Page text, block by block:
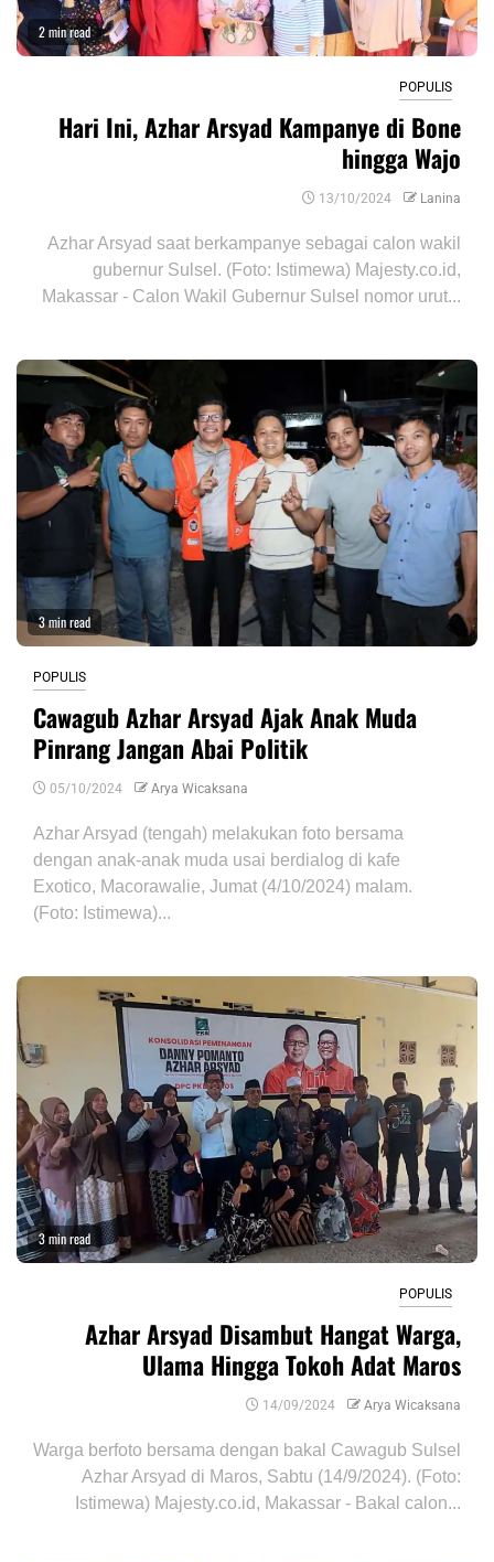
2 min read
POPULIS
Hari Ini, Azhar Arsyad Kampanye di Bone
hingga Wajo
13/10/2024 Lanina
Azhar Arsyad saat berkampanye sebagai calon wakil
gubernur Sulsel. (Foto: Istimewa) Majesty.co.id,
Makassar - Calon Wakil Gubernur Sulsel nomor urut...
3 min read
POPULIS
Cawagub Azhar Arsyad Ajak Anak Muda
Pinrang Jangan Abai Politik
05/10/2024 Arya Wicaksana
Azhar Arsyad (tengah) melakukan foto bersama
dengan anak-anak muda usai berdialog di kafe
Exotico, Macorawalie, Jumat (4/10/2024) malam.
(Foto: Istimewa)...
3 min read
POPULIS
Azhar Arsyad Disambut Hangat Warga,
Ulama Hingga Tokoh Adat Maros
14/09/2024 Arya Wicaksana
Warga berfoto bersama dengan bakal Cawagub Sulsel
Azhar Arsyad di Maros, Sabtu (14/9/2024). (Foto:
Istimewa) Majesty.co.id, Makassar - Bakal calon...